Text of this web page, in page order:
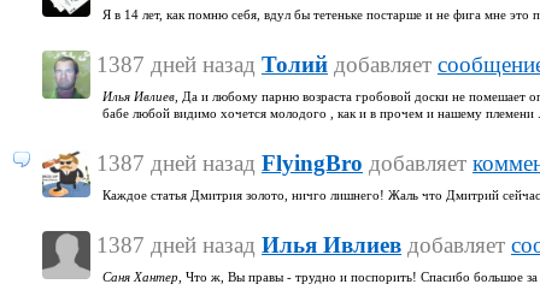
Я в 14 лет, как помню себя, вдул бы тетеньке постарше и не фига мне это
1387 дней назад Толий добавляет
Илья Ивлиев, Да и любому парню возраста гробовой доски не помешает
бабе любой видимо хочется молодого , как и в прочем и нашему племени
1387 дней назад FlyingBro добавляет
Каждое статья Дмитрия золото, ничго лишнего! Жаль что Дмитрий сейчас
1387 дней назад Илья Ивлиев добавляет
Саня Хантер, Что ж, Вы правы - трудно и поспорить! Спасибо большое за